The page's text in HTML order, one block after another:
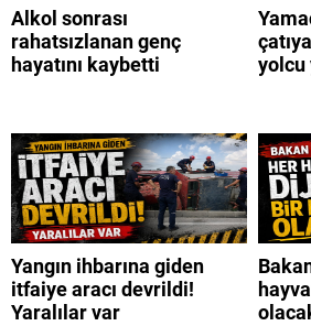
Alkol sonrası
rahatsızlanan genç
hayatını kaybetti
yolcu
Yangın ihbarına giden
itfaiye aracı devrildi!
Yaralılar var